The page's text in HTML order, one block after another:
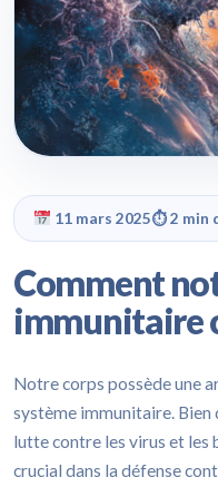
11 mars 2025⏱ 2 min
Comment
immunitaire
Notre corps possède une
système immunitaire. Bien
lutte contre les virus et les
crucial dans la défense